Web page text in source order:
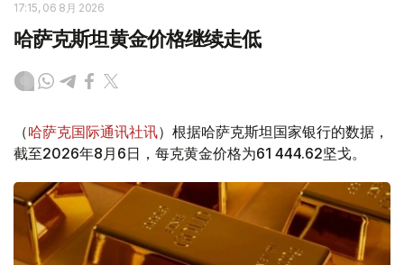
17:15, 06 8月 2026
哈萨克斯坦黄金价格继续走低
（哈萨克国际通讯社讯）根据哈萨克斯坦国家银行的数据，
截至2026年8月6日，每克黄金价格为61 444.62坚戈。